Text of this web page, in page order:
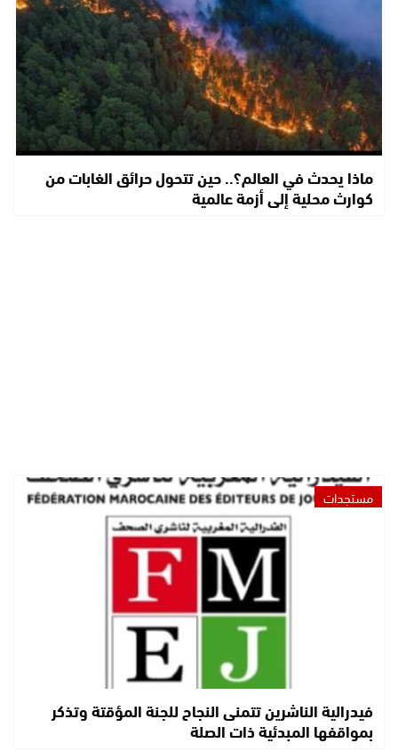
ماذا يحدث في العالم؟.. حين تتحول حرائق الغابات من
كوارث محلية إلى أزمة عالمية
مستجدات
فيدرالية الناشرين تتمنى النجاح للجنة المؤقتة وتذكر
بمواقفها المبدئية ذات الصلة